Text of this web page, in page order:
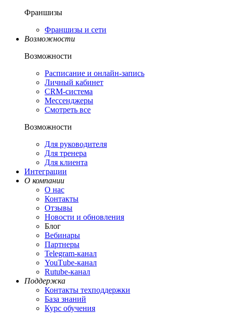
Франшизы
Франшизы и сети
Возможности
Возможности
Расписание и онлайн-запись
Личный кабинет
CRM-система
Мессенджеры
Смотреть все
Возможности
Для руководителя
Для тренера
Для клиента
Интеграции
О компании
О нас
Контакты
Отзывы
Новости и обновления
Блог
Вебинары
Партнеры
Теlegram-канал
YouТube-канал
Rutube-канал
Поддержка
Контакты техподдержки
База знаний
Курс обучения